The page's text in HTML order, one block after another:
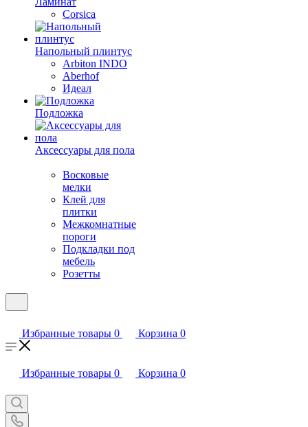
Corsica
Напольный плинтус
Arbiton INDO
Aberhof
Идеал
Подложка
Аксессуары для пола
Восковые
мелки
Клей для
плитки
Межкомнатные
пороги
Подкладки под
мебель
Розетты
Избранные товары 0 Корзина 0
Избранные товары 0 Корзина 0